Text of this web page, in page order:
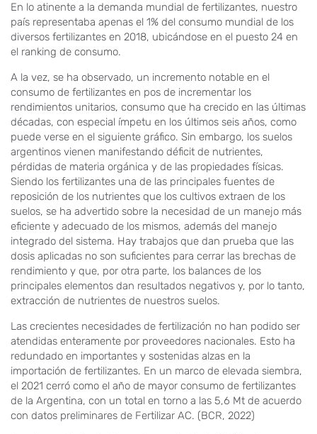
En lo atinente a la demanda mundial de fertilizantes, nuestro
país representaba apenas el 1% del consumo mundial de los
diversos fertilizantes en 2018, ubicándose en el puesto 24 en
el ranking de consumo.
A la vez, se ha observado, un incremento notable en el
consumo de fertilizantes en pos de incrementar los
rendimientos unitarios, consumo que ha crecido en las últimas
décadas, con especial ímpetu en los últimos seis años, como
puede verse en el siguiente gráfico. Sin embargo, los suelos
argentinos vienen manifestando déficit de nutrientes,
pérdidas de materia orgánica y de las propiedades físicas.
Siendo los fertilizantes una de las principales fuentes de
reposición de los nutrientes que los cultivos extraen de los
suelos, se ha advertido sobre la necesidad de un manejo más
eficiente y adecuado de los mismos, además del manejo
integrado del sistema. Hay trabajos que dan prueba que las
dosis aplicadas no son suficientes para cerrar las brechas de
rendimiento y que, por otra parte, los balances de los
principales elementos dan resultados negativos y, por lo tanto,
extracción de nutrientes de nuestros suelos.
Las crecientes necesidades de fertilización no han podido ser
atendidas enteramente por proveedores nacionales. Esto ha
redundado en importantes y sostenidas alzas en la
importación de fertilizantes. En un marco de elevada siembra,
el 2021 cerró como el año de mayor consumo de fertilizantes
de la Argentina, con un total en torno a las 5,6 Mt de acuerdo
con datos preliminares de Fertilizar AC. (BCR, 2022)